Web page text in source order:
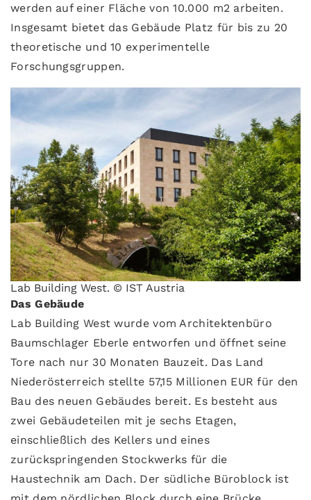
werden auf einer Fläche von 10.000 m2 arbeiten.
Insgesamt bietet das Gebäude Platz für bis zu 20
theoretische und 10 experimentelle
Forschungsgruppen.
Lab Building West. © IST Austria
Das Gebäude
Lab Building West wurde vom Architektenbüro
Baumschlager Eberle entworfen und öffnet seine
Tore nach nur 30 Monaten Bauzeit. Das Land
Niederösterreich stellte 57,15 Millionen EUR für den
Bau des neuen Gebäudes bereit. Es besteht aus
zwei Gebäudeteilen mit je sechs Etagen,
einschließlich des Kellers und eines
zurückspringenden Stockwerks für die
Haustechnik am Dach. Der südliche Büroblock ist